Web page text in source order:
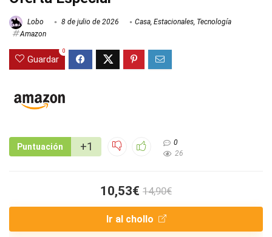
Lobo 8 de julio de 2026 Casa, Estacionales, Tecnología
Amazon
Guardar
0
Puntuación +1
0
26
10,53€ 14,90€
Ir al chollo